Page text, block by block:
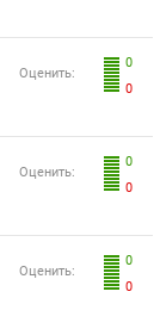
0
0
Оценить:
0
0
Оценить:
0
0
Оценить: